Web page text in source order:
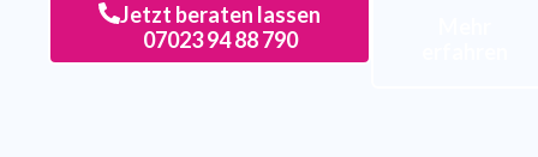
Jetzt beraten lassen
07023 94 88 790